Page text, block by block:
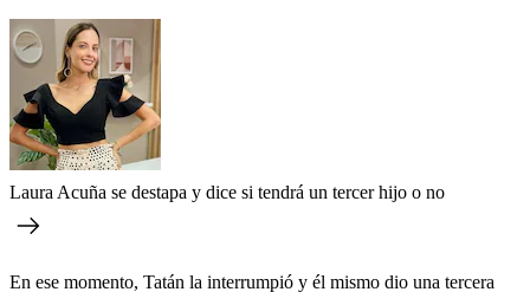
Laura Acuña se destapa y dice si tendrá un tercer hijo o no
En ese momento, Tatán la interrumpió y él mismo dio una tercera